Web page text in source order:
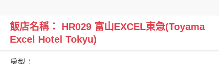
飯店名稱： HR029 富山EXCEL東急(Toyama
Excel Hotel Tokyu)
房型：